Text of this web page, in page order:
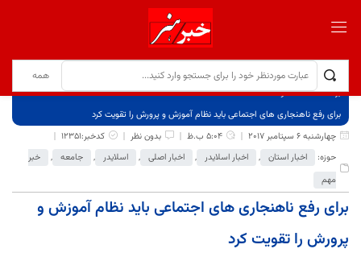
برگ نخست
نوشته‌ها
برای رفع ناهنجاری های اجتماعی باید نظام آموزش و پرورش را تقویت کرد
چهارشنبه 6 سپتامبر 2017
5:04 ب.ظ بدون نظر
کدخبر:12351
حوزه:
اخبار استان , اخبار اسلایدر , اخبار اصلی , اسلایدر , جامعه ,
خبر
مهم
برای رفع ناهنجاری های اجتماعی باید نظام آموزش و
پرورش را تقویت کرد